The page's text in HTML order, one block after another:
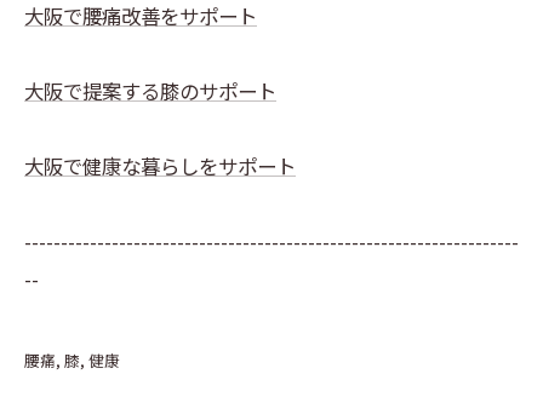
大阪で腰痛改善をサポート
大阪で提案する膝のサポート
大阪で健康な暮らしをサポート
--------------------------------------------------------------------
--
腰痛 膝 健康